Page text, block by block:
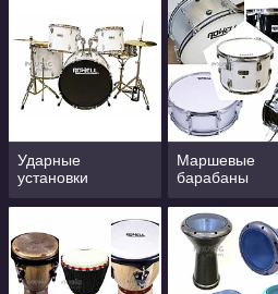
Ударные
установки
Маршевые
барабаны